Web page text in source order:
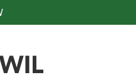
(External Link)